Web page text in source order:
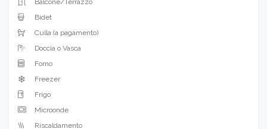
Bidet
Culla (a pagamento)
Doccia o Vasca
Forno
Freezer
Frigo
Microonde
Riscaldamento